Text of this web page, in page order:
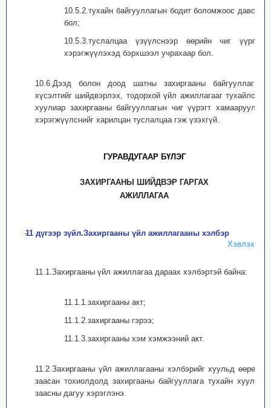
10.5.2.тухайн байгууллагын бодит боломжоос давсан
бол;
10.5.3.туслалцаа үзүүлснээр өөрийн чиг үүргээ
хэрэгжүүлэхэд бэрхшээл учрахаар бол.
10.6.Дээд болон доод шатны захиргааны байгууллагын
хүсэлтийг шийдвэрлэх, тодорхой үйл ажиллагааг тухайлсан
хуулиар захиргааны байгууллагын чиг үүрэгт хамааруулж,
хэрэгжүүлснийг харилцан туслалцаа гэж үзэхгүй.
ГУРАВДУГААР БҮЛЭГ
ЗАХИРГААНЫ ШИЙДВЭР ГАРГАХ
АЖИЛЛАГАА
11 дүгээр зүйл.Захиргааны үйл ажиллагааны хэлбэр
Хэвлэх
11.1.Захиргааны үйл ажиллагаа дараах хэлбэртэй байна:
11.1.1.захиргааны акт;
11.1.2.захиргааны гэрээ;
11.1.3.захиргааны хэм хэмжээний акт.
11.2.Захиргааны үйл ажиллагааны хэлбэрийг хуульд өөрөөр
заасан тохиолдолд захиргааны байгууллага тухайн хуульд
заасны дагуу хэрэглэнэ.